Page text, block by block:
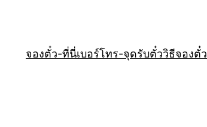
จองตั๋ว-ที่นี่เบอร์โทร-จุดรับตั๋ววิธีจองตั๋ว